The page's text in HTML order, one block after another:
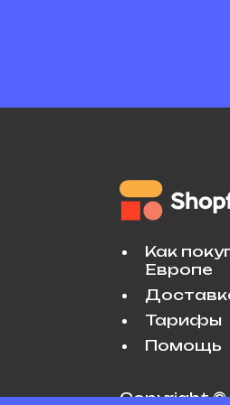
Как
Европе
Тарифы
Помощь
Copyright ©